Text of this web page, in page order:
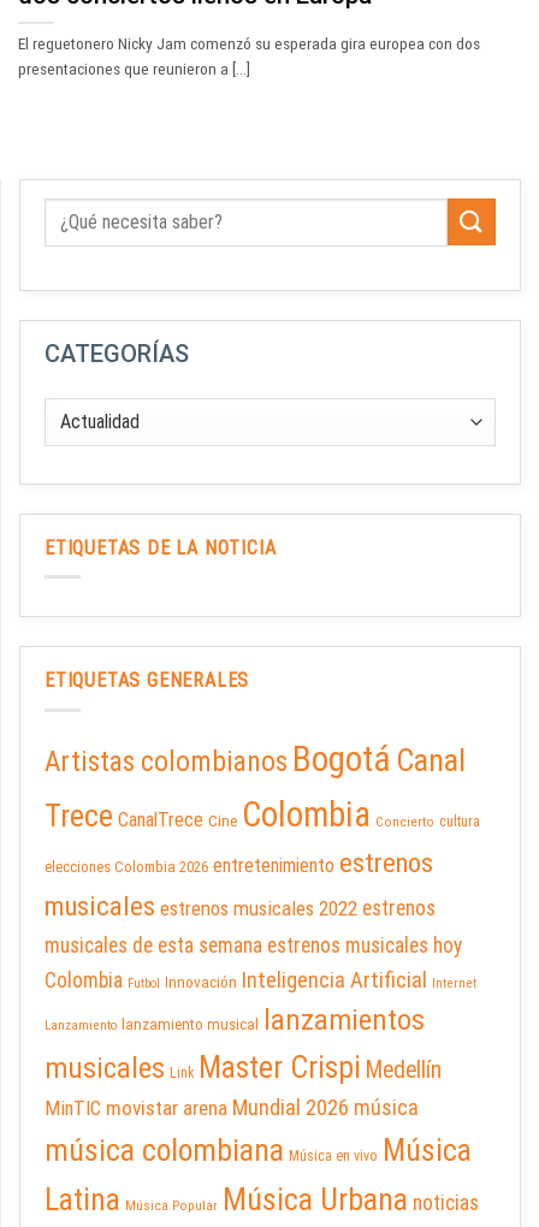
El reguetonero Nicky Jam comenzó su esperada gira europea con dos
presentaciones que reunieron a [...]
CATEGORÍAS
ETIQUETAS DE LA NOTICIA
ETIQUETAS GENERALES
Artistas colombianos Bogotá Canal
Trece CanalTrece Cine Colombia Concierto cultura
elecciones Colombia 2026 entretenimiento estrenos
musicales estrenos musicales 2022 estrenos
musicales de esta semana estrenos musicales hoy
Colombia Futbol Innovación Inteligencia Artificial Internet
Lanzamiento lanzamiento musical
lanzamientos
musicales Link Master Crispi Medellín
MinTIC movistar arena Mundial 2026 música
música colombiana Música en vivo Música
Latina Música Popular Música Urbana noticias